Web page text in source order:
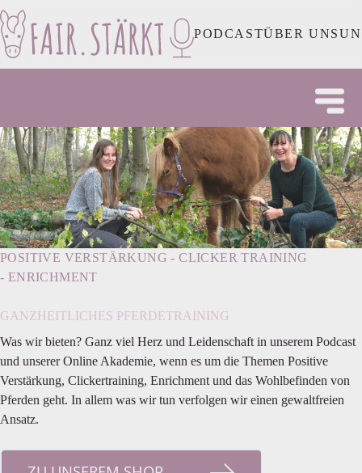
PODCASTÜBER UNS
POSITIVE VERSTÄRKUNG - CLICKER TRAINING
- ENRICHMENT
GANZHEITLICHES PFERDETRAINING
Was wir bieten? Ganz viel Herz und Leidenschaft in unserem Podcast
und unserer Online Akademie, wenn es um die Themen Positive
Verstärkung, Clickertraining, Enrichment und das Wohlbefinden von
Pferden geht. In allem was wir tun verfolgen wir einen gewaltfreien
Ansatz.